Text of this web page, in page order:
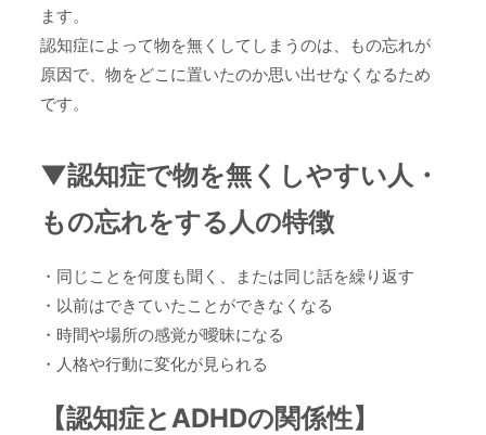
ます。
認知症によって物を無くしてしまうのは、もの忘れが
原因で、物をどこに置いたのか思い出せなくなるため
です。
▼認知症で物を無くしやすい人・
もの忘れをする人の特徴
・同じことを何度も聞く、または同じ話を繰り返す
・以前はできていたことができなくなる
・時間や場所の感覚が曖昧になる
・人格や行動に変化が見られる
【認知症とADHDの関係性】